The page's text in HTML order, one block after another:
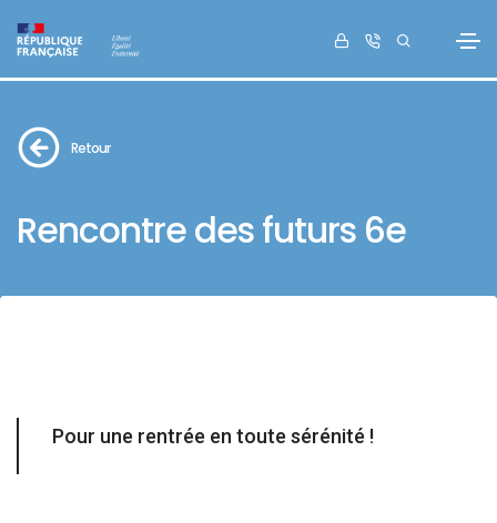
Retour
Rencontre des futurs 6e
Pour une rentrée en toute sérénité !